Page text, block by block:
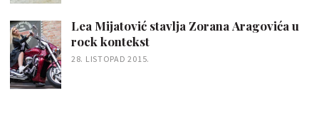
Lea Mijatović stavlja Zorana Aragovića u
rock kontekst
28. LISTOPAD 2015.